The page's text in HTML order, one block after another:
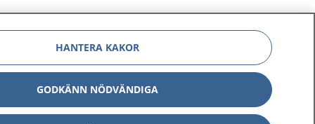
HANTERA KAKOR
GODKÄNN NÖDVÄNDIGA